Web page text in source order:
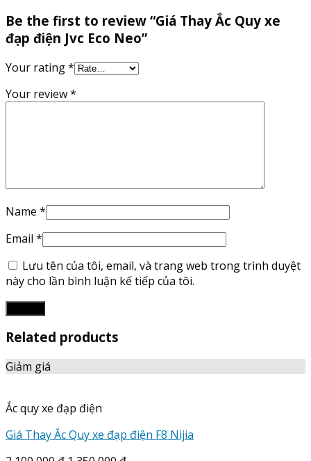
Be the first to review “Giá Thay Ắc Quy xe
đạp điện Jvc Eco Neo”
Your rating*
Your review*
Name *
Email *
Lưu tên của tôi, email, và trang web trong trình duyệt
này cho lần bình luận kế tiếp của tôi.
Related products
Giảm giá
Ắc quy xe đạp điện
Giá Thay Ắc Quy xe đạp điện F8 Nijia